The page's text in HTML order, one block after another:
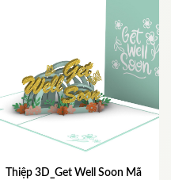
Thiệp 3D_Get Well Soon Mã